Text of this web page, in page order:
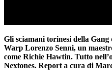
Gli sciamani torinesi della
Warp Lorenzo Senni, un
come Richie Hawtin. Tutto
Nextones. Report a cura di